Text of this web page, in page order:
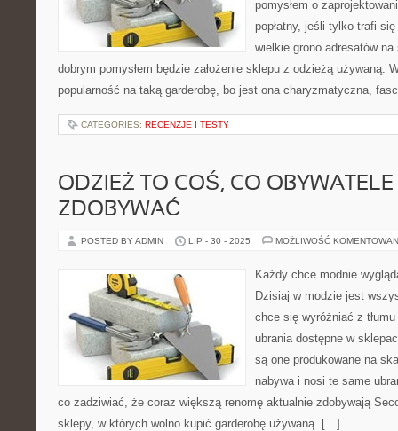
pomysłem o
popłatny, jeśli tylko trafi
wielkie grono adresatów na
dobrym pomysłem będzie założenie sklepu z odzieżą używaną.
popularność na taką garderobę, bo jest ona charyzmatyczna,
CATEGORIES: RECENZJE I TESTY
ODZIEŻ TO COŚ, CO
ZDOBYWAĆ
POSTED BY ADMIN LIP - 30 - 2025 MOŻLIWOŚĆ
Każdy chce modnie
Dzisiaj w modzie jest
chce się wyróżniać z
ubrania dostępne w
są one produkowane na
nabywa i nosi te same
co zadziwiać, że coraz większą renomę aktualnie zdobywają
sklepy, w których wolno kupić garderobę używaną. […]